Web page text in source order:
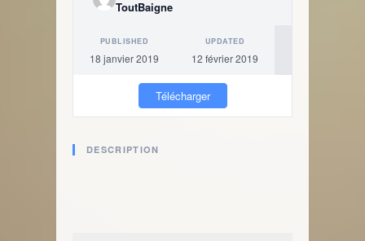
ToutBaigne
PUBLISHED
18 janvier 2019
UPDATED
12 février 2019
Télécharger
DESCRIPTION